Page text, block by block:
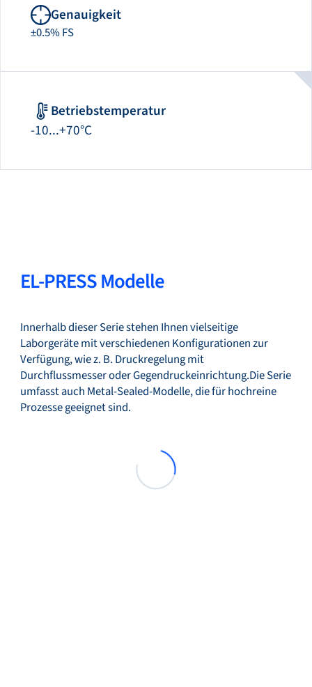
Genauigkeit
±0.5% FS
Betriebstemperatur
-10...+70°C
EL-PRESS Modelle
Innerhalb dieser Serie stehen Ihnen vielseitige
Laborgeräte mit verschiedenen Konfigurationen zur
Verfügung, wie z. B. Druckregelung mit
Durchflussmesser oder Gegendruckeinrichtung.Die Serie
umfasst auch Metal-Sealed-Modelle, die für hochreine
Prozesse geeignet sind.